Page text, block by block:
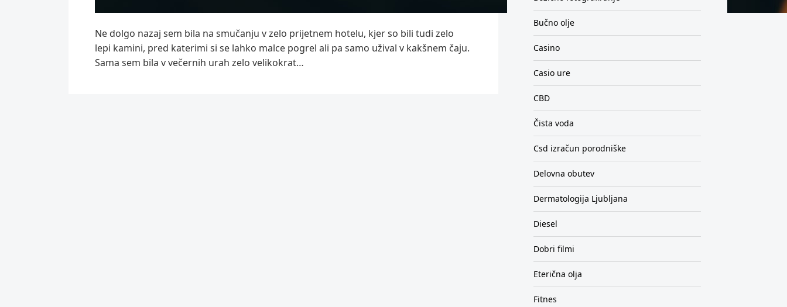
Ne dolgo nazaj sem bila na smučanju v zelo prijetnem hotelu, kjer so bili tudi zelo
lepi kamini, pred katerimi si se lahko malce pogrel ali pa samo užival v kakšnem čaju.
Sama sem bila v večernih urah zelo velikokrat…
Bučno olje
Casino
Casio ure
CBD
Čista voda
Csd izračun porodniške
Delovna obutev
Dermatologija Ljubljana
Diesel
Dobri filmi
Eterična olja
Fitnes